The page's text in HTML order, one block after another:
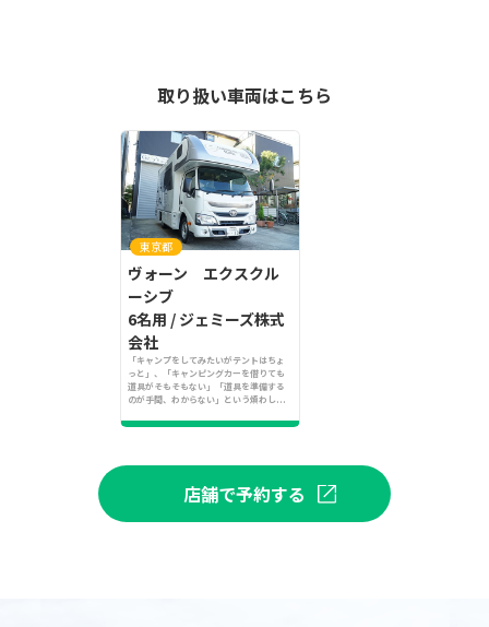
取り扱い車両はこちら
ヴォーン エクスクル
ーシブ
6名用 / ジェミーズ株式
会社
「キャンプをしてみたいがテントはちょ
っと」、「キャンピングカーを借りても
道具がそもそもない」「道具を準備する
のが手間、わからない」という煩わし...
東京都
店舗で予約する